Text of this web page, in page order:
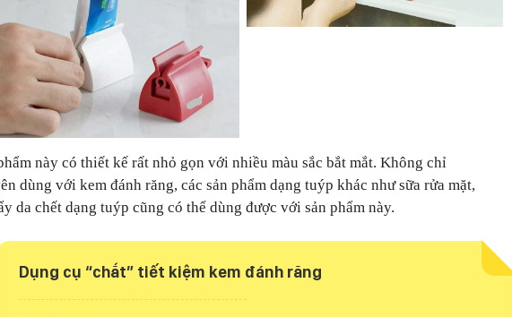
này có thiết kế rất nhỏ gọn với nhiều màu sắc bắt mắt. Không chỉ
dùng với kem đánh răng, các sản phẩm dạng tuýp khác như sữa rửa mặt,
da chết dạng tuýp cũng có thể dùng được với sản phẩm này.
Dụng cụ “chắt” tiết kiệm kem đánh răng